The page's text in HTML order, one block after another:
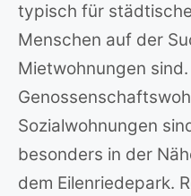
typisch für
Menschen auf der
Mietwohnungen sind.
Sozialwohnungen
besonders in der
dem Eilenriedepark.